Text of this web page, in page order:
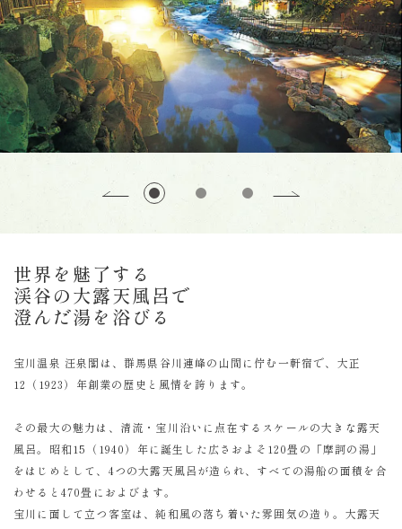
世界を魅了する
渓谷の大露天風呂で
澄んだ湯を浴びる
宝川温泉 汪泉閣は、群馬県谷川連峰の山間に佇む一軒宿で、大正
12（1923）年創業の歴史と風情を誇ります。
その最大の魅力は、清流・宝川沿いに点在するスケールの大きな露天
風呂。昭和15（1940）年に誕生した広さおよそ120畳の「摩訶の湯」
をはじめとして、4つの大露天風呂が造られ、すべての湯船の面積を合
わせると470畳におよびます。
宝川に面して立つ客室は、純和風の落ち着いた雰囲気の造り。大露天